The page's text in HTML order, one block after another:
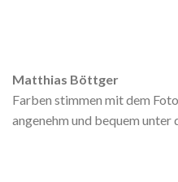
Matthias Böttger
Farben stimmen mit dem
angenehm und bequem unter